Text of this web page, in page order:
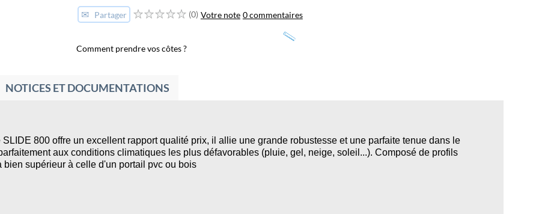
✉ Partager (0) Votre note 0 commentaires
Comment prendre vos côtes ?
NOTICES ET DOCUMENTATIONS
800 offre un excellent rapport qualité prix, il allie une grande robustesse et une parfaite tenue dans le
aux conditions climatiques les plus défavorables (pluie, gel, neige, soleil...). Composé de profils
supérieur à celle d'un portail pvc ou bois